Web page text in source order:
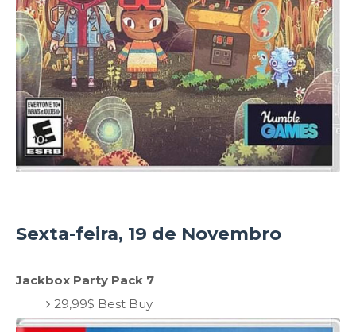
Sexta-feira, 19 de Novembro
Jackbox Party Pack 7
29,99$ Best Buy